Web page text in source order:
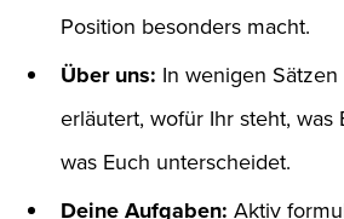
Position besonders macht.
Über uns: In wenigen
erläutert, wofür Ihr steht, was
was Euch unterscheidet.
Deine Aufgaben:Aktiv